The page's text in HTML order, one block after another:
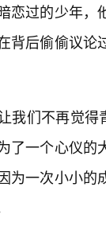
恋过的少年
背后偷偷议
我们不再觉得
了一个心仪
为一次小小